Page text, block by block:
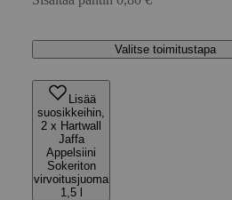
Valitse toimitustapa
Lisää
suosikkeihin,
2 x Hartwall
Jaffa
Appelsiini
Sokeriton
virvoitusjuoma
1,5 l